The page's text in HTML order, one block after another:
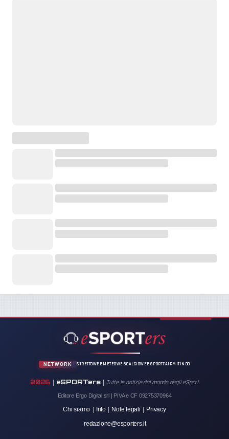
NETWORK STRETTOWEBMETEOWEBCALCIOWEBSPORTFAIRMITINDO
2026 | eSPORTers | Tutte le notizie dal mondo degli eSport
Editore Ergo Digital srl | PIVA e CF 09275370964
Chi siamo Info Note legali
Privacy
redazione@esporters.it